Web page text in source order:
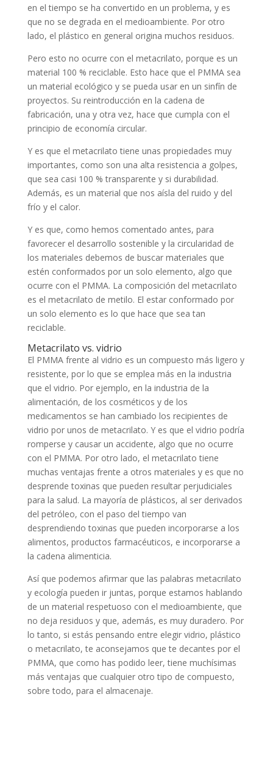
en el tiempo se ha convertido en un problema, y es
que no se degrada en el medioambiente. Por otro
lado, el plástico en general origina muchos residuos.
Pero esto no ocurre con el metacrilato, porque es un
material 100 % reciclable. Esto hace que el PMMA sea
un material ecológico y se pueda usar en un sinfín de
proyectos. Su reintroducción en la cadena de
fabricación, una y otra vez, hace que cumpla con el
principio de economía circular.
Y es que el metacrilato tiene unas propiedades muy
importantes, como son una alta resistencia a golpes,
que sea casi 100 % transparente y si durabilidad.
Además, es un material que nos aísla del ruido y del
frío y el calor.
Y es que, como hemos comentado antes, para
favorecer el desarrollo sostenible y la circularidad de
los materiales debemos de buscar materiales que
estén conformados por un solo elemento, algo que
ocurre con el PMMA. La composición del metacrilato
es el metacrilato de metilo. El estar conformado por
un solo elemento es lo que hace que sea tan
reciclable.
Metacrilato vs. vidrio
El PMMA frente al vidrio es un compuesto más ligero y
resistente, por lo que se emplea más en la industria
que el vidrio. Por ejemplo, en la industria de la
alimentación, de los cosméticos y de los
medicamentos se han cambiado los recipientes de
vidrio por unos de metacrilato. Y es que el vidrio podría
romperse y causar un accidente, algo que no ocurre
con el PMMA. Por otro lado, el metacrilato tiene
muchas ventajas frente a otros materiales y es que no
desprende toxinas que pueden resultar perjudiciales
para la salud. La mayoría de plásticos, al ser derivados
del petróleo, con el paso del tiempo van
desprendiendo toxinas que pueden incorporarse a los
alimentos, productos farmacéuticos, e incorporarse a
la cadena alimenticia.
Así que podemos afirmar que las palabras metacrilato
y ecología pueden ir juntas, porque estamos hablando
de un material respetuoso con el medioambiente, que
no deja residuos y que, además, es muy duradero. Por
lo tanto, si estás pensando entre elegir vidrio, plástico
o metacrilato, te aconsejamos que te decantes por el
PMMA, que como has podido leer, tiene muchísimas
más ventajas que cualquier otro tipo de compuesto,
sobre todo, para el almacenaje.